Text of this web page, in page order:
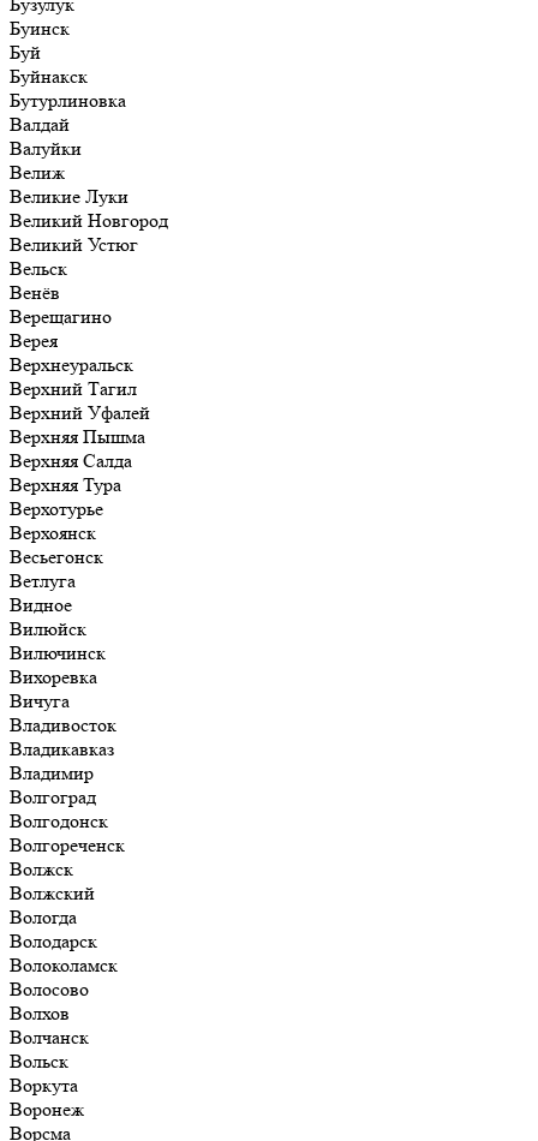
Буинск
Буй
Буйнакск
Бутурлиновка
Валдай
Валуйки
Велиж
Великие Луки
Великий Новгород
Великий Устюг
Вельск
Венёв
Верещагино
Верея
Верхнеуральск
Верхний Тагил
Верхний Уфалей
Верхняя Пышма
Верхняя Салда
Верхняя Тура
Верхотурье
Верхоянск
Весьегонск
Ветлуга
Видное
Вилюйск
Вилючинск
Вихоревка
Вичуга
Владивосток
Владикавказ
Владимир
Волгоград
Волгодонск
Волгореченск
Волжск
Волжский
Вологда
Володарск
Волоколамск
Волосово
Волхов
Волчанск
Вольск
Воркута
Воронеж
Ворсма